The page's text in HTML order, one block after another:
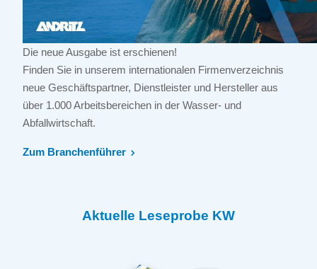
Die neue Ausgabe ist erschienen!
Finden Sie in unserem internationalen Firmenverzeichnis
neue Geschäftspartner, Dienstleister und Hersteller aus
über 1.000 Arbeitsbereichen in der Wasser- und
Abfallwirtschaft.
Zum Branchenführer
Aktuelle Leseprobe KW